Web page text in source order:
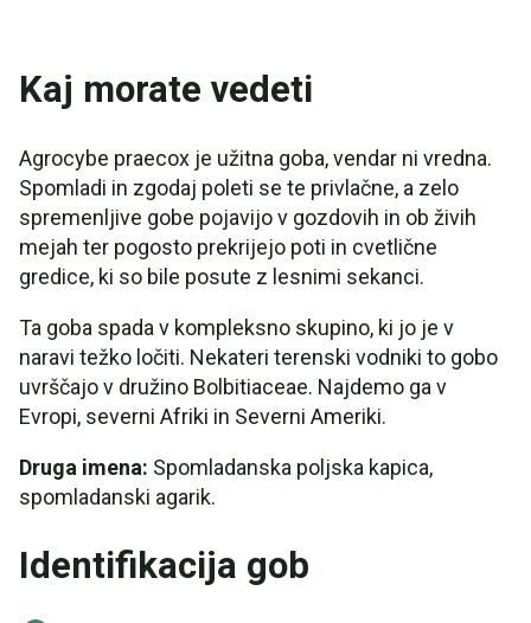
Kaj morate vedeti
Agrocybe praecox je užitna goba, vendar ni vredna.
Spomladi in zgodaj poleti se te privlačne, a zelo
spremenljive gobe pojavijo v gozdovih in ob živih
mejah ter pogosto prekrijejo poti in cvetlične
gredice, ki so bile posute z lesnimi sekanci.
Ta goba spada v kompleksno skupino, ki jo je v
naravi težko ločiti. Nekateri terenski vodniki to gobo
uvrščajo v družino Bolbitiaceae. Najdemo ga v
Evropi, severni Afriki in Severni Ameriki.
Druga imena: Spomladanska poljska kapica,
spomladanski agarik.
Identifikacija gob